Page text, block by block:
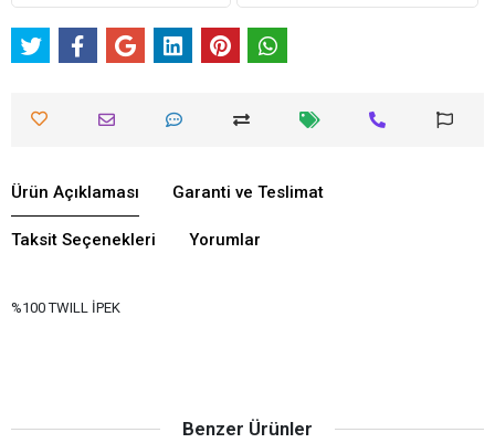
Ürün Açıklaması Garanti ve Teslimat
Taksit Seçenekleri Yorumlar
%100 TWILL İPEK
Benzer Ürünler